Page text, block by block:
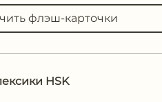
флэш-карточки
HSK